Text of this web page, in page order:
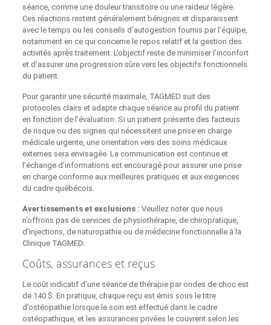
séance, comme une douleur transitoire ou une raideur légère.
Ces réactions restent généralement bénignes et disparaissent
avec le temps ou les conseils d’autogestion fournis par l’équipe,
notamment en ce qui concerne le repos relatif et la gestion des
activités après traitement. L’objectif reste de minimiser l’inconfort
et d’assurer une progression sûre vers les objectifs fonctionnels
du patient.
Pour garantir une sécurité maximale, TAGMED suit des
protocoles clairs et adapte chaque séance au profil du patient
en fonction de l’évaluation. Si un patient présente des facteurs
de risque ou des signes qui nécessitent une prise en charge
médicale urgente, une orientation vers des soins médicaux
externes sera envisagée. La communication est continue et
l’échange d’informations est encouragé pour assurer une prise
en charge conforme aux meilleures pratiques et aux exigences
du cadre québécois.
Avertissements et exclusions : Veuillez noter que nous
n’offrons pas de services de physiothérapie, de chiropratique,
d’injections, de naturopathie ou de médecine fonctionnelle à la
Clinique TAGMED.
Coûts, assurances et reçus
Le coût indicatif d’une séance de thérapie par ondes de choc est
de 140 $. En pratique, chaque reçu est émis sous le titre
d’ostéopathie lorsque le soin est effectué dans le cadre
ostéopathique, et les assurances privées le couvrent selon les